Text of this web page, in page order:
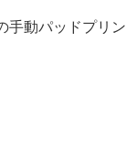
手動パッドプリン